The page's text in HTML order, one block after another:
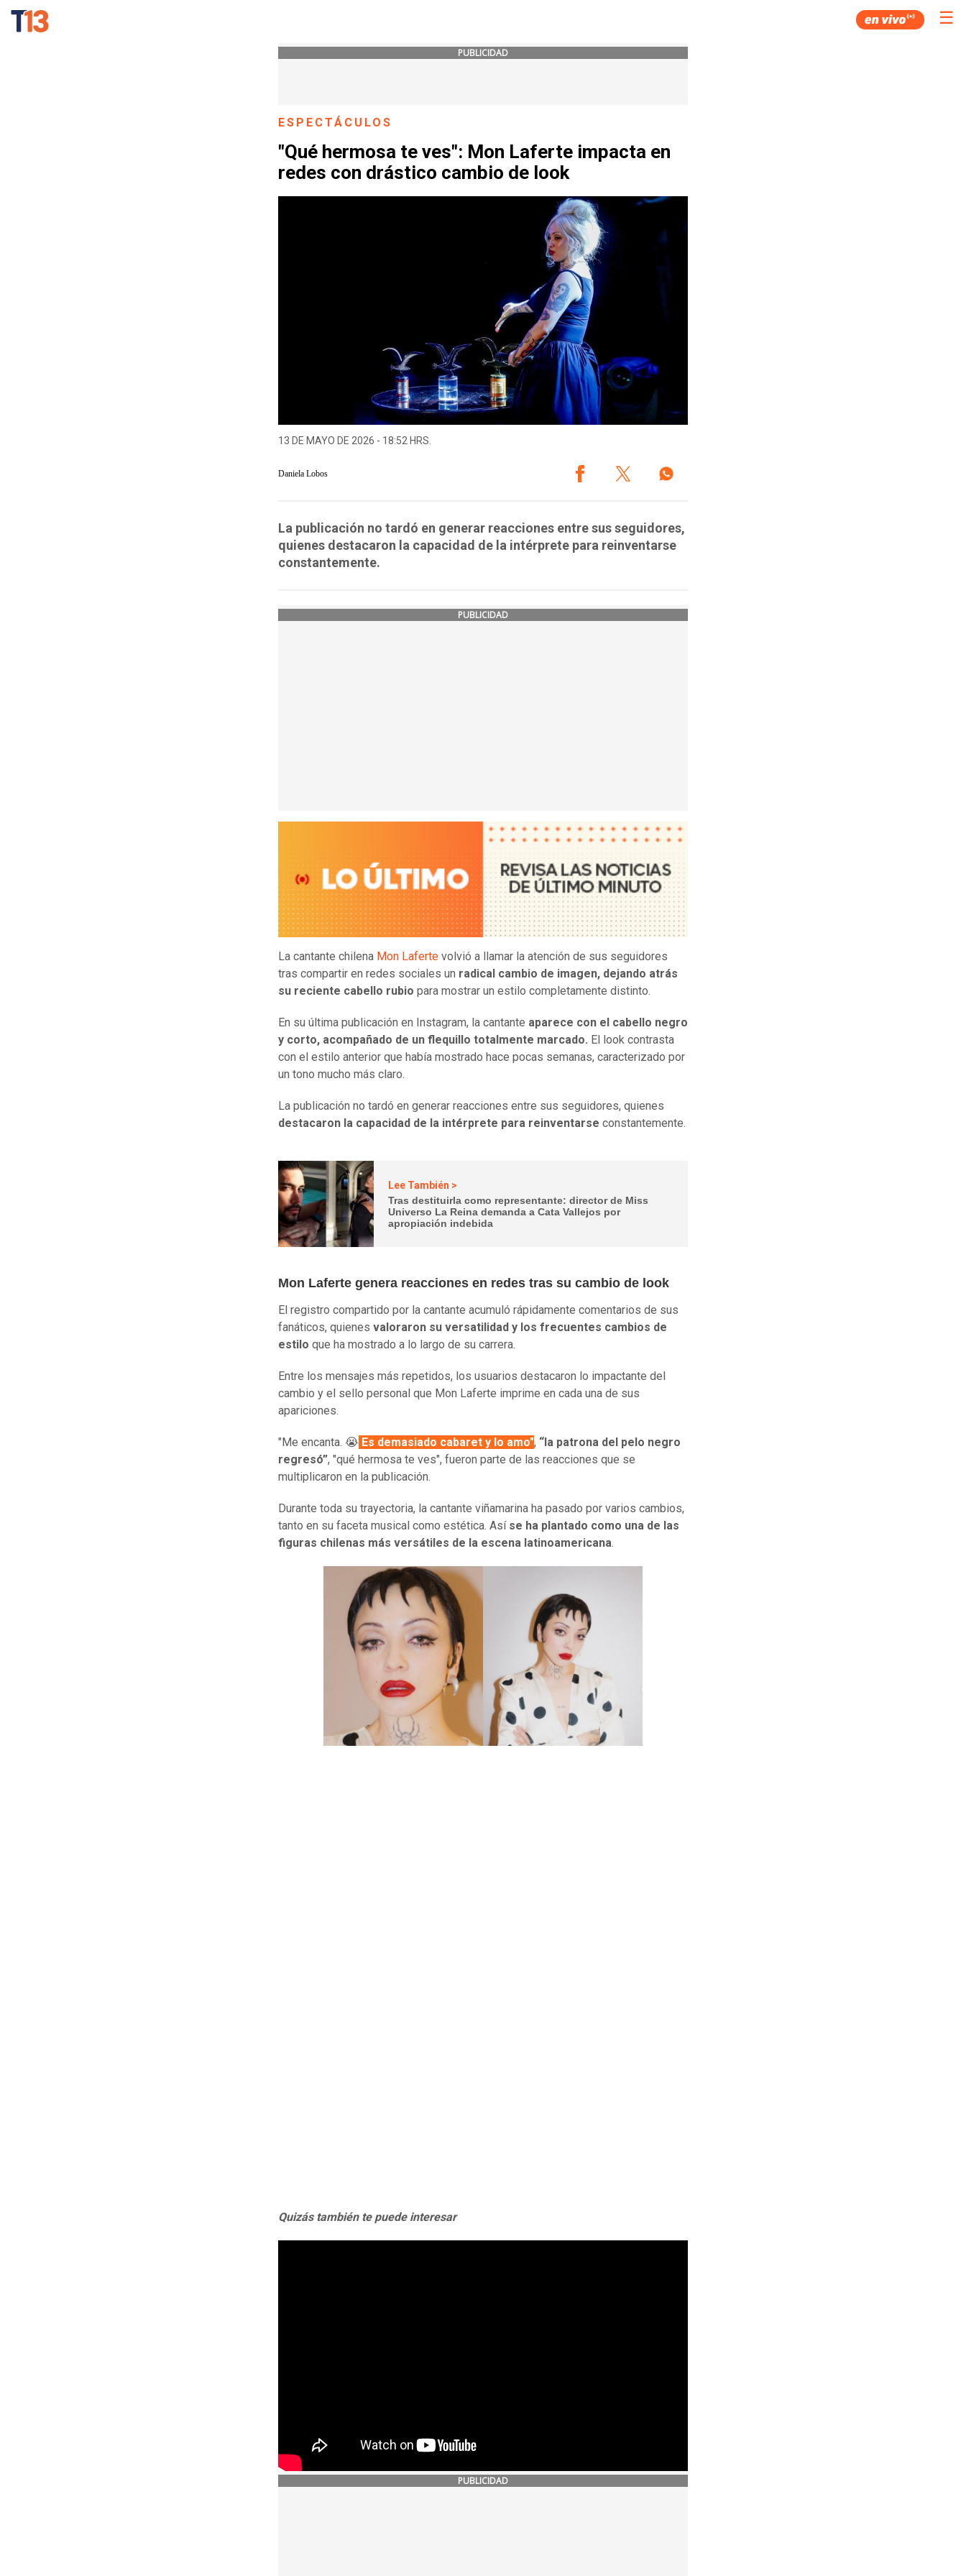
☰
PUBLICIDAD
ESPECTÁCULOS
"Qué hermosa te ves": Mon Laferte impacta en
redes con drástico cambio de look
13 DE MAYO DE 2026 - 18:52 HRS.
Daniela Lobos
La publicación no tardó en generar reacciones entre sus seguidores,
quienes destacaron la capacidad de la intérprete para reinventarse
constantemente.
PUBLICIDAD
La cantante chilena Mon Laferte volvió a llamar la atención de sus seguidores
tras compartir en redes sociales un radical cambio de imagen, dejando atrás
su reciente cabello rubio para mostrar un estilo completamente distinto.
En su última publicación en Instagram, la cantante aparece con el cabello negro
y corto, acompañado de un flequillo totalmente marcado. El look contrasta
con el estilo anterior que había mostrado hace pocas semanas, caracterizado por
un tono mucho más claro.
La publicación no tardó en generar reacciones entre sus seguidores, quienes
destacaron la capacidad de la intérprete para reinventarse constantemente.
Lee También >
Tras destituirla como representante: director de Miss
Universo La Reina demanda a Cata Vallejos por
apropiación indebida
Mon Laferte genera reacciones en redes tras su cambio de look
El registro compartido por la cantante acumuló rápidamente comentarios de sus
fanáticos, quienes valoraron su versatilidad y los frecuentes cambios de
estilo que ha mostrado a lo largo de su carrera.
Entre los mensajes más repetidos, los usuarios destacaron lo impactante del
cambio y el sello personal que Mon Laferte imprime en cada una de sus
apariciones.
"Me encanta. 😭 Es demasiado cabaret y lo amo", “la patrona del pelo negro
regresó”, "qué hermosa te ves", fueron parte de las reacciones que se
multiplicaron en la publicación.
Durante toda su trayectoria, la cantante viñamarina ha pasado por varios cambios,
tanto en su faceta musical como estética. Así se ha plantado como una de las
figuras chilenas más versátiles de la escena latinoamericana.
Quizás también te puede interesar
PUBLICIDAD